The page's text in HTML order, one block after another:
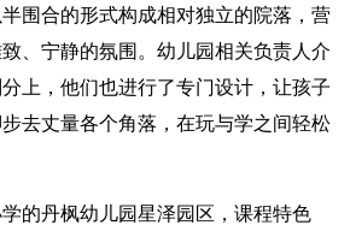
围合的形式构成相对独立的院落，营
、宁静的氛围。幼儿园相关负责人介
上，他们也进行了专门设计，让孩子
去丈量各个角落，在玩与学之间轻松
的丹枫幼儿园星泽园区，课程特色